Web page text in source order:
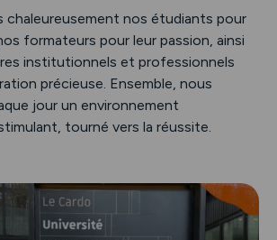
chaleureusement nos étudiants pour
formateurs pour leur passion, ainsi
institutionnels et professionnels
précieuse. Ensemble, nous
jour un environnement
tourné vers la réussite.